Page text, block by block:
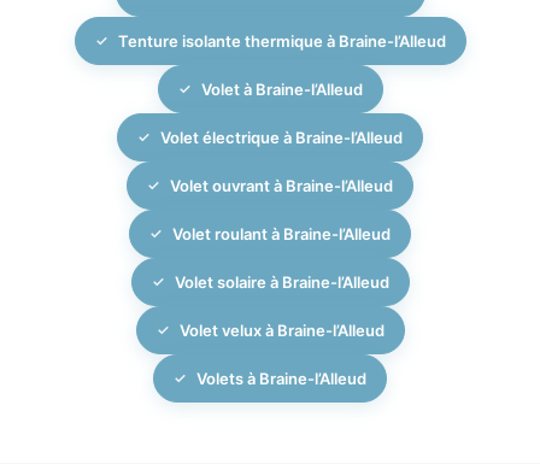
Tenture isolante thermique à Braine-l’Alleud
Volet à Braine-l’Alleud
Volet électrique à Braine-l’Alleud
Volet ouvrant à Braine-l’Alleud
Volet roulant à Braine-l’Alleud
Volet solaire à Braine-l’Alleud
Volet velux à Braine-l’Alleud
Volets à Braine-l’Alleud